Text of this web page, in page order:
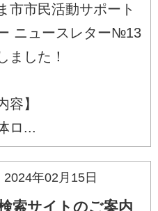
市市民活動サポート
ニュースレター№13
ました！
容】
ロ...
2024年02月15日
索サイトのご案内